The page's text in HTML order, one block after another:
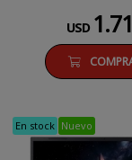
USD
En stock Nuevo